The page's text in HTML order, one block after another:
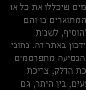
שיכללו את כל או
בו והם
לשנות
באתר זה. נתוני
מתפרסמים
הדלק, צריכת
בין היתר, גם